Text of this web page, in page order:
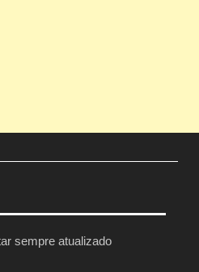
sempre atualizado